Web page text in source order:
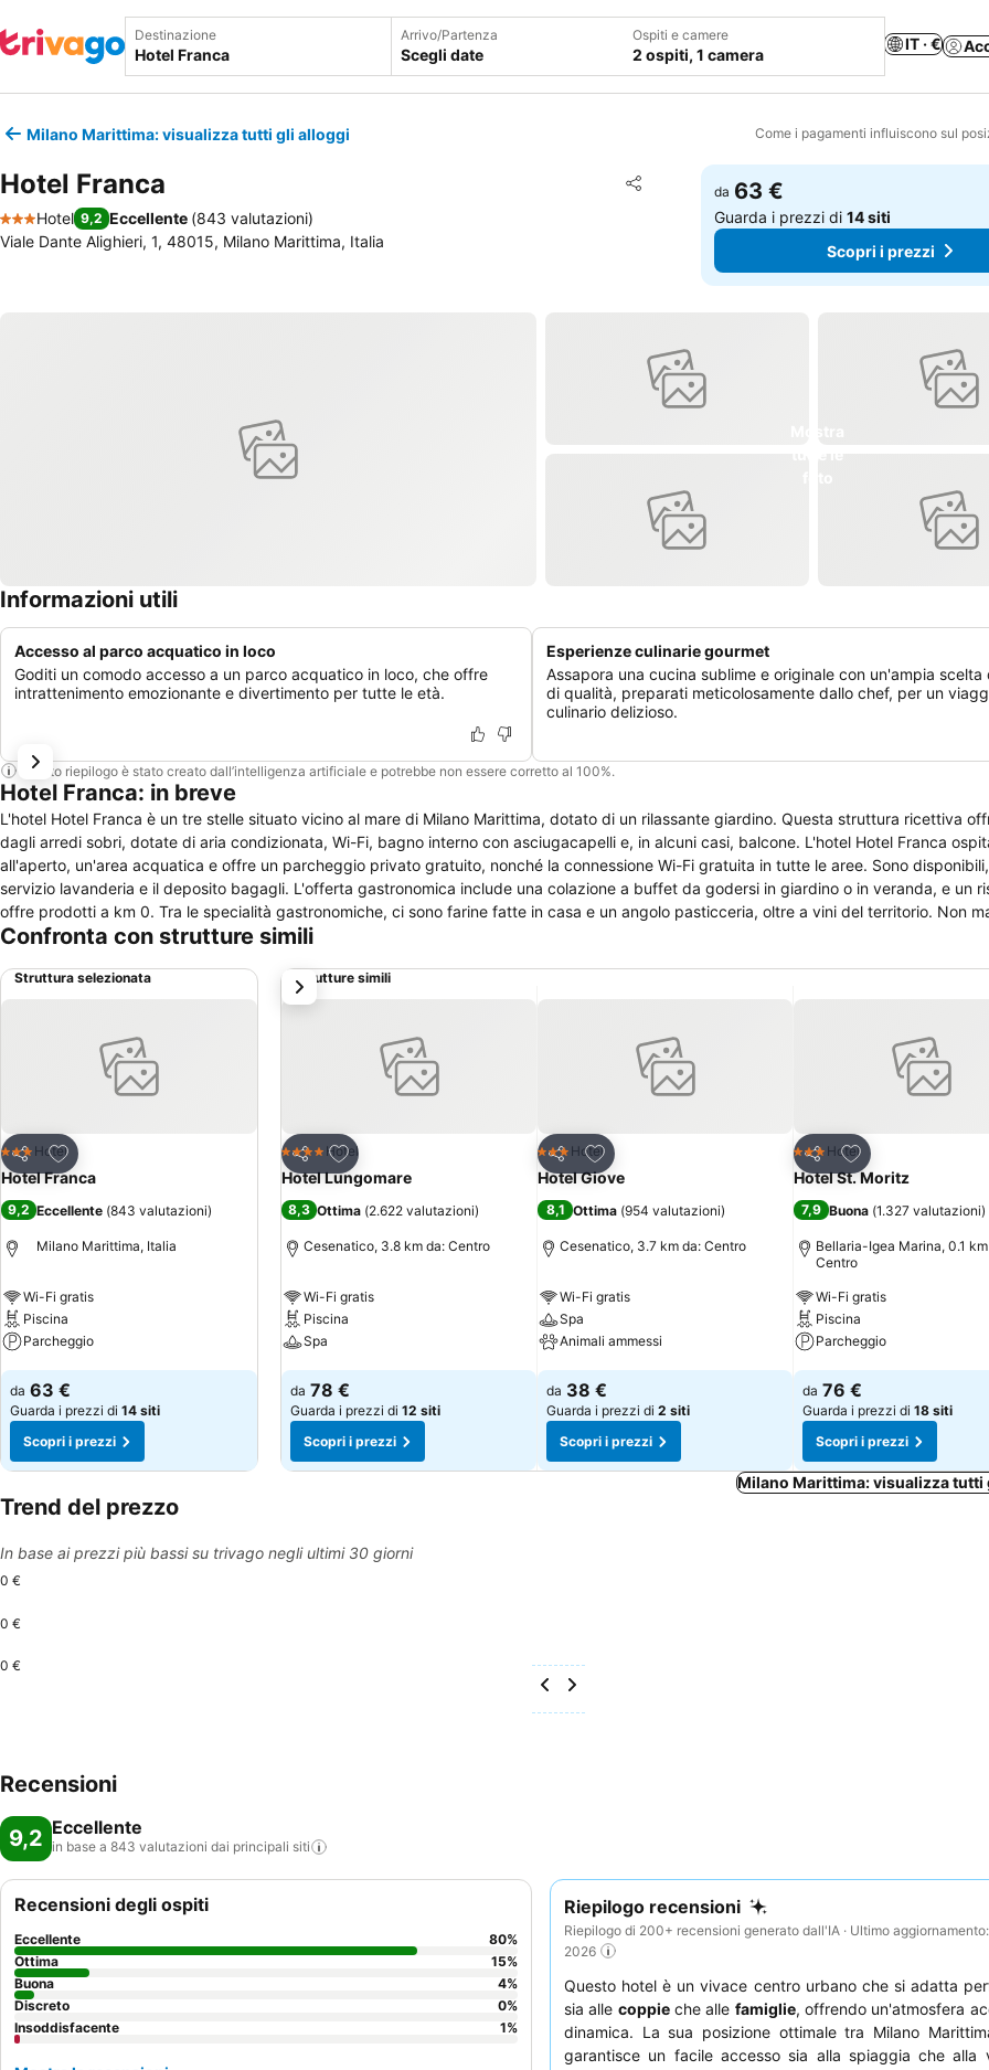
Destinazione Arrivo/Partenza
Scegli date
Ospiti e camere
2 ospiti, 1 camera
IT · €
Milano Marittima: visualizza tutti gli alloggi Come i pagamenti influiscono sul
Hotel Franca Condividi
Aggiungi ai preferiti
3 Stelle
Hotel 9,2 Eccellente (843 valutazioni)
Viale Dante Alighieri, 1, 48015, Milano Marittima, Italia
da 63 €
Guarda i prezzi di14 siti
Scopri i prezzi
Informazioni utili
Accesso al parco acquatico in loco
Goditi un comodo accesso a un parco acquatico in loco, che offre
intrattenimento emozionante e divertimento per tutte le età.
Esperienze culinarie gourmet
Assapora una cucina sublime e originale con un'ampia
di qualità, preparati meticolosamente dallo chef, per un
culinario delizioso.
Questo riepilogo è stato creato dall’intelligenza artificiale e potrebbe non essere corretto al 100%.
Hotel Franca: in breve
L'hotel Hotel Franca è un tre stelle situato vicino al mare di Milano Marittima, dotato di un rilassante giardino. Questa struttura ricettiva offre camere
dagli arredi sobri, dotate di aria condizionata, Wi-Fi, bagno interno con asciugacapelli e, in alcuni casi, balcone. L'hotel Hotel Franca ospita una piscina
all'aperto, un'area acquatica e offre un parcheggio privato gratuito, nonché la connessione Wi-Fi gratuita in tutte le aree. Sono
servizio lavanderia e il deposito bagagli. L'offerta gastronomica include una colazione a buffet da godersi in giardino o in veranda, e un ristorante che
offre prodotti a km 0. Tra le specialità gastronomiche, ci sono farine fatte in casa e un angolo pasticceria, oltre a vini del territorio. Non
un cocktail bar. Ubicato a cinque minuti di cammino dalla spiaggia, l'hotel Hotel Franca si trova a un km dalla stazione di Cervia e a due km dal
Confronta con strutture simili
Struttura selezionata
Condividi
Aggiungi ai preferiti
3 StelleHotel
Hotel Franca
9,2 Eccellente (843 valutazioni)
Milano Marittima, Italia
Wi-Fi gratis
Piscina
Parcheggio
Scopri i prezzi
da 63 €
Guarda i prezzi di 14 siti
Scopri i prezzi
Strutture simili
Condividi
Aggiungi ai preferiti
4 StelleHotel
Hotel Lungomare
8,3 Ottima (2.622 valutazioni)
Cesenatico, 3.8 km da: Centro
Wi-Fi gratis
Piscina
Spa
Scopri i prezzi
da 78 €
Guarda i prezzi di 12 siti
Scopri i prezzi
Condividi
Aggiungi ai preferiti
3 StelleHotel
Hotel Giove
8,1 Ottima (954 valutazioni)
Cesenatico, 3.7 km da: Centro
Wi-Fi gratis
Spa
Animali ammessi
Scopri i prezzi
da 38 €
Guarda i prezzi di 2 siti
Scopri i prezzi
Condividi
Aggiungi ai
3 StelleHotel
Hotel St. Moritz
7,9 Buona (1.327 valutazioni)
Bellaria-Igea Marina, 0.1
Centro
Wi-Fi gratis
Piscina
Parcheggio
Scopri i prezzi
da 76 €
Guarda i prezzi di 18 siti
Scopri i prezzi
successivo
Milano Marittima: visualizza tutti
Trend del prezzo
In base ai prezzi più bassi su trivago negli ultimi 30 giorni
0 €
0 €
0 €
Recensioni
9,2 Eccellente
in base a 843 valutazioni dai principali siti
Riepilogo recensioni
Riepilogo di 200+ recensioni generato dall'IA · Ultimo
2026
Questo hotel è un vivace centro urbano che si adatta
sia alle coppieche alle famiglie, offrendo un'atmosfera
dinamica. La sua posizione ottimale tra Milano
garantisce un facile accesso sia alla spiaggia che alla
Recensioni degli ospiti
Eccellente 80%
Ottima
15%
Buona
4%
Discreto
0%
Insoddisfacente
1%